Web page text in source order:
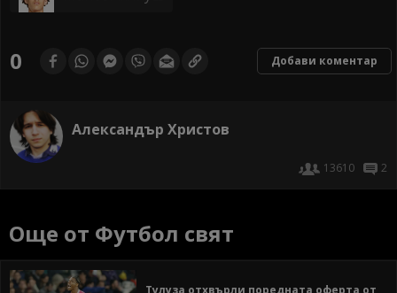
0 Добави коментар
Александър Христов
13610 2
Още от Футбол свят
Тулуза отхвърли поредната оферта от